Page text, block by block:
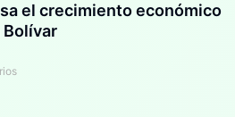
el crecimiento económico